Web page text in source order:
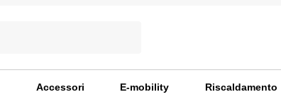
Accessori E-mobility Riscaldamento